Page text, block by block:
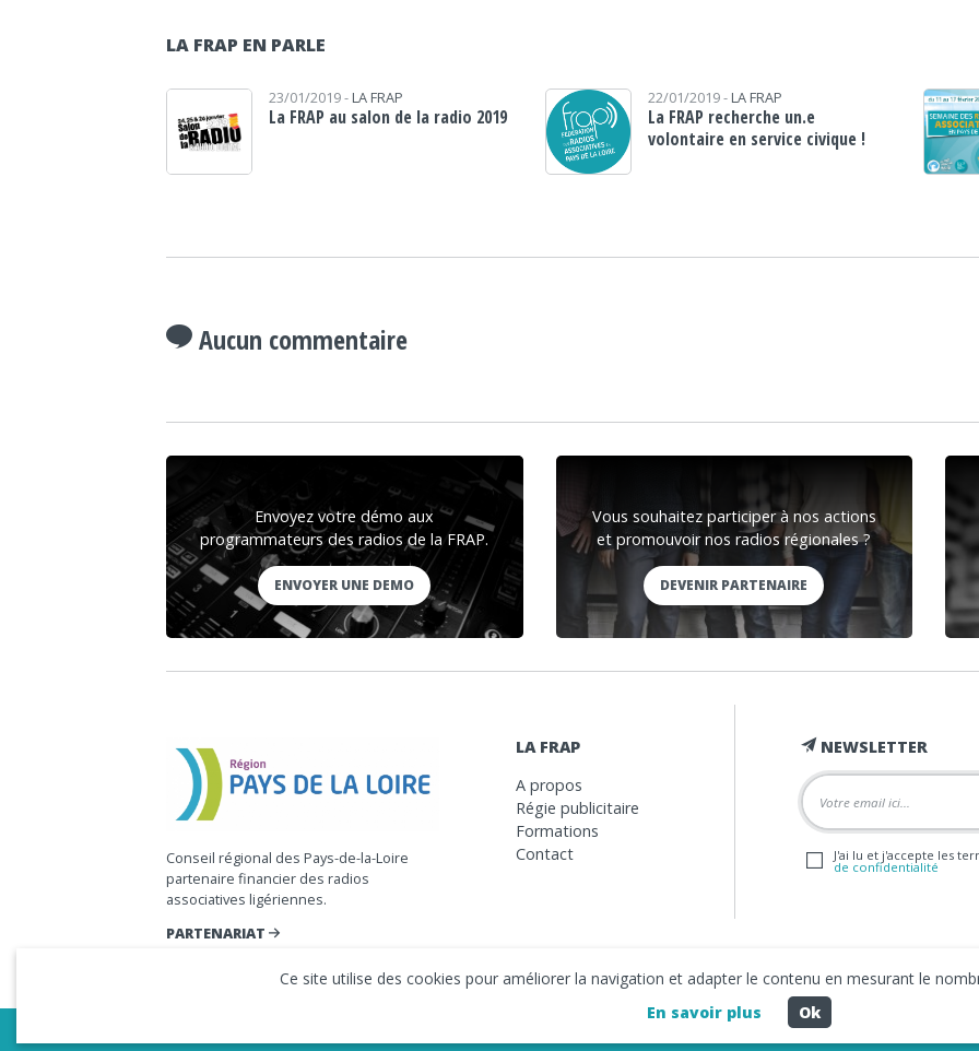
LA FRAP EN PARLE
23/01/2019 - LA FRAP
La FRAP au salon de la radio 2019
22/01/2019 - LA FRAP
La FRAP recherche un.e
volontaire en service civique !
Aucun commentaire
Envoyez votre démo aux
programmateurs des radios de la FRAP.
ENVOYER UNE DEMO
Vous souhaitez participer à nos actions
et promouvoir nos radios régionales ?
DEVENIR PARTENAIRE
Conseil régional des Pays-de-la-Loire
partenaire financier des radios
associatives ligériennes.
PARTENARIAT
LA FRAP
A propos
Régie publicitaire
Formations
Contact
NEWSLETTER
J'ai lu et j'accepte les
de confidentialité
Ce site utilise des cookies pour améliorer la navigation et adapter le contenu en mesurant le
En savoir plus
Ok